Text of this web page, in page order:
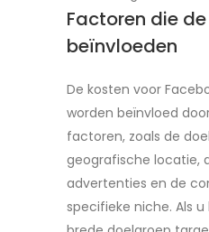
Factoren die
beïnvloeden
De kosten voor
worden beïnvloed
factoren, zoals de
geografische locatie,
advertenties en de
specifieke niche. Als